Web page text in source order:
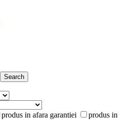
produs in afara garantiei
produs in